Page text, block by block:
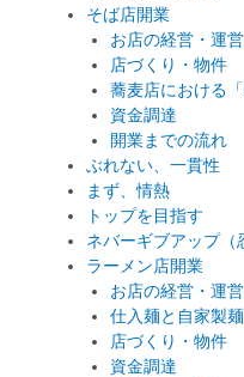
そば店開業
お店の経営・運営
店づくり・物件
蕎麦店における「
資金調達
開業までの流れ
ぶれない、一貫性
まず、情熱
トップを目指す
ネバーギブアップ（
ラーメン店開業
お店の経営・運営
仕入麺と自家製
店づくり・物件
資金調達